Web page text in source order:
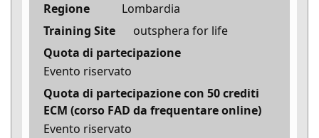
Regione
Lombardia
Training Site
outsphera for life
Quota di partecipazione
Evento riservato
Quota di partecipazione con 50 crediti
ECM (corso FAD da frequentare online)
Evento riservato